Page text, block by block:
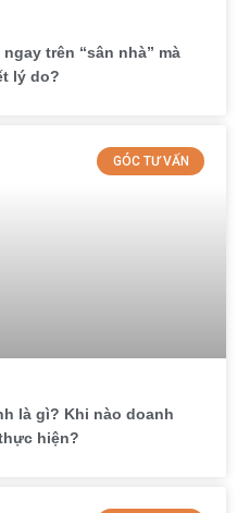
trên “sân nhà” mà
lý do?
GÓC TƯ VẤN
là gì? Khi nào doanh
hiện?